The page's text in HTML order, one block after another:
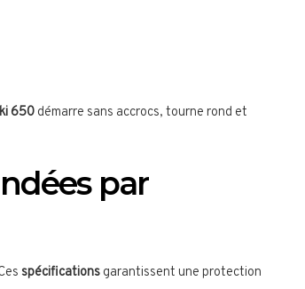
650 démarre sans accrocs, tourne rond et
par
spécifications garantissent une protection